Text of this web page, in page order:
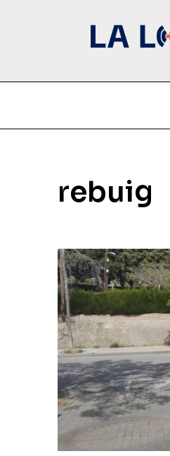
rebuig